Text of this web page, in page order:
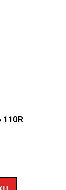
110R